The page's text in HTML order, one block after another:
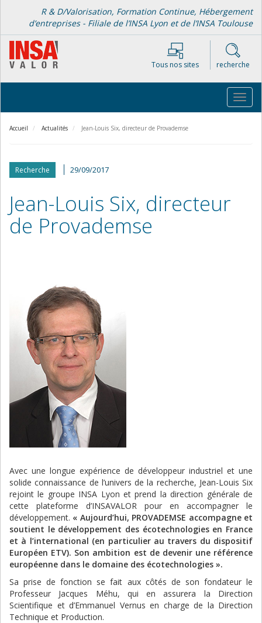
contenu
principal
R & D/Valorisation, Formation Continue, Hébergement
d’entreprises - Filiale de l’INSA Lyon et de l’INSA Toulouse
Tous nos sites recherche
Accueil Actualités Jean-Louis Six, directeur de Provademse
Recherche 29/09/2017
Jean-Louis Six, directeur
de Provademse
Avec une longue expérience de développeur industriel et une
solide connaissance de l’univers de la recherche, Jean-Louis Six
rejoint le groupe INSA Lyon et prend la direction générale de
cette plateforme d’INSAVALOR pour en accompagner le
développement. « Aujourd’hui, PROVADEMSE accompagne et
soutient le développement des écotechnologies en France
et à l’international (en particulier au travers du dispositif
Européen ETV). Son ambition est de devenir une référence
européenne dans le domaine des écotechnologies ».
Sa prise de fonction se fait aux côtés de son fondateur le
Professeur Jacques Méhu, qui en assurera la Direction
Scientifique et d’Emmanuel Vernus en charge de la Direction
Technique et Production.